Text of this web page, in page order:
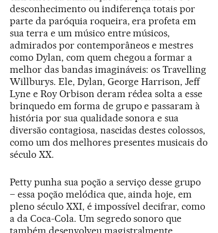
desconhecimento ou indiferença totais por
parte da paróquia roqueira, era profeta em
sua terra e um músico entre músicos,
admirados por contemporâneos e mestres
como Dylan, com quem chegou a formar a
melhor das bandas imagináveis: os Travelling
Willburys. Ele, Dylan, George Harrison, Jeff
Lyne e Roy Orbison deram rédea solta a esse
brinquedo em forma de grupo e passaram à
história por sua qualidade sonora e sua
diversão contagiosa, nascidas destes colossos,
como um dos melhores presentes musicais do
século XX.
Petty punha sua poção a serviço desse grupo
– essa poção melódica que, ainda hoje, em
pleno século XXI, é impossível decifrar, como
a da Coca-Cola. Um segredo sonoro que
também desenvolveu magistralmente